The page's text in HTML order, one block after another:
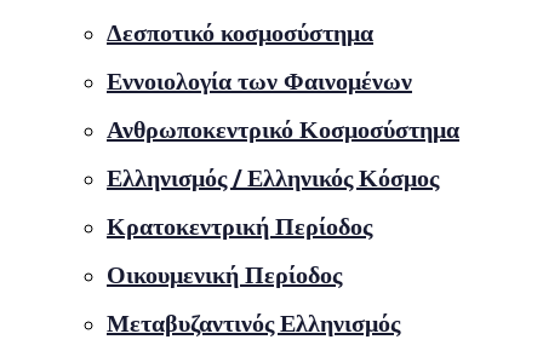
Δεσποτικό κοσμοσύστημα
Εννοιολογία των Φαινομένων
Ανθρωποκεντρικό Κοσμοσύστημα
Ελληνισμός / Ελληνικός Κόσμος
Κρατοκεντρική Περίοδος
Οικουμενική Περίοδος
Μεταβυζαντινός Ελληνισμός